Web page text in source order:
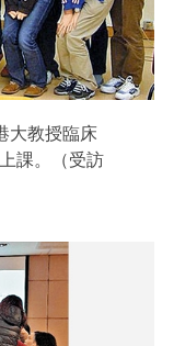
大教授臨床
課。（受訪